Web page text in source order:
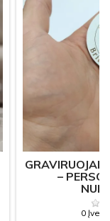
–
0